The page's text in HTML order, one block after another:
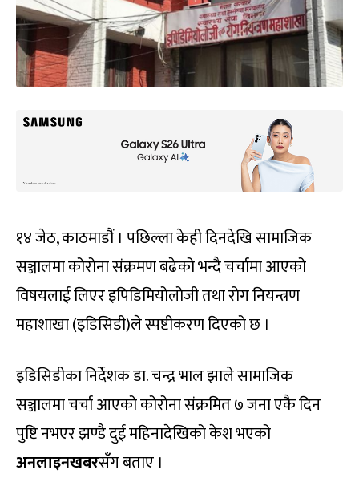
१४ जेठ, काठमाडौं । पछिल्ला केही दिनदेखि सामाजिक
सञ्जालमा कोरोना संक्रमण बढेको भन्दै चर्चामा आएको
विषयलाई लिएर इपिडिमियोलोजी तथा रोग नियन्त्रण
महाशाखा (इडिसिडी)ले स्पष्टीकरण दिएको छ ।
इडिसिडीका निर्देशक डा. चन्द्र भाल झाले सामाजिक
सञ्जालमा चर्चा आएको कोरोना संक्रमित ७ जना एकै दिन
पुष्टि नभएर झण्डै दुई महिनादेखिको केश भएको
अनलाइनखबरसँग बताए ।